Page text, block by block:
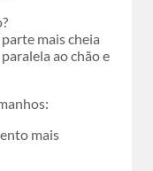
mais cheia
ao chão e
mais